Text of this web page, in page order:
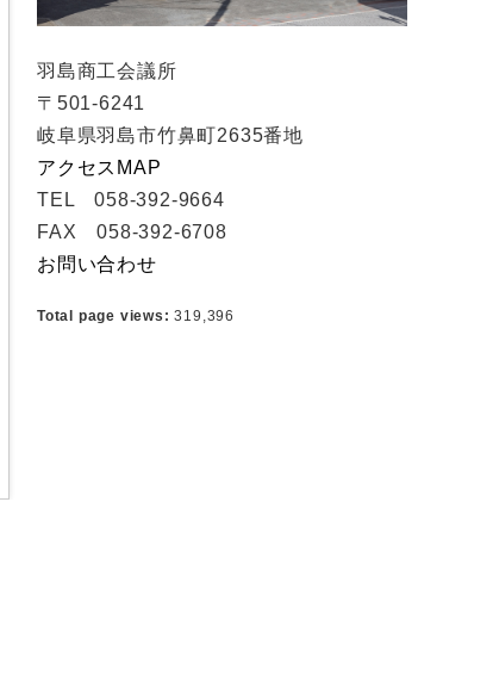
羽島商工会議所
〒501-6241
岐阜県羽島市竹鼻町2635番地
アクセスMAP
TEL 058-392-9664
FAX 058-392-6708
お問い合わせ
Total page views:319,396